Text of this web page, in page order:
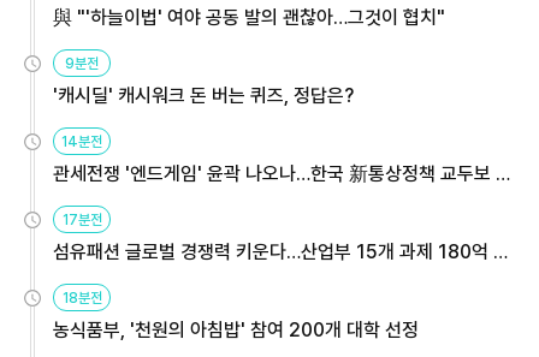
與 "'하늘이법' 여야 공동 발의 괜찮아…그것이 협치"
9분전
'캐시딜' 캐시워크 돈 버는 퀴즈, 정답은?
14분전
관세전쟁 '엔드게임' 윤곽 나오나…한국 新통상정책 교두보 활
17분전
섬유패션 글로벌 경쟁력 키운다…산업부 15개 과제 180억 지
18분전
농식품부, '천원의 아침밥' 참여 200개 대학 선정